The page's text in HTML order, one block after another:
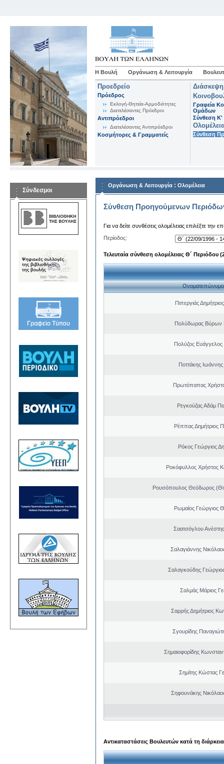
Η Βουλή Οργάνωση & Λειτουργία
Προεδρείο
Πρόεδρος
Εκλογή-Θητεία-Αρμοδιότητες
Διατελέσαντες Πρόεδροι
Αντιπρόεδροι
Διατελέσαντες Αντιπρόεδροι
Κοσμήτορες & Γραμματείς
Γραφεία
Ομάδων
Σύνθεση K'
Σύνθεση
Σύνδεσμοι
Οργάνωση & Λειτουργία : Ολομέλεια
Σύνθεση Προηγούμενων
Για να δείτε συνθέσεις ολομέλειας επιλέξτε την
Περίοδος:
Τελευταία σύνθεση ολομέλειας Θ΄ Περιόδου
Ονοματεπώνυμο
Πιπεργιάς
Πολύδωρας Βύρων
Πολύζος Ευάγγελος
Ποττάκης
Πρωτόπαπας
Ρεγκούζας Αδάμ
Ρέππας Δημήτριος
Ρόκος Γεώργιος
Ροκόφυλλος Χρήστος
Ρουσόπουλος Θεόδωρος
Ρωμαίος Γεώργιος
Σαατσόγλου
Σαλαγιάννης
Σαλαγκούδης
Σαλμάς Μάριος
Σαρρής Δημήτριος
Σγουρίδης
Σημαιοφορίδης
Σημίτης Κώστας
Σηφουνάκης
Αντικαταστάσεις Βουλευτών κατά τη